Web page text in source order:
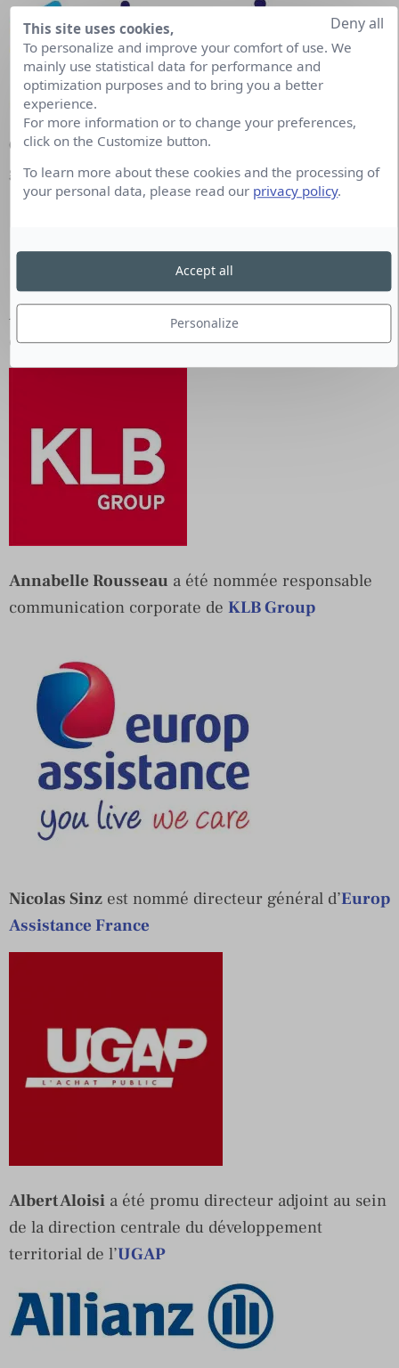
Charles-Albert Poncea été promu directeur
général France deStaci
Aurélie Willi
est nommée directeur de la
communication del’INRIA
Annabelle Rousseau a été nommée responsable
communication corporate de KLB Group
Nicolas Sinz est nommé directeur général d’Europ
Assistance France
Albert Aloisi a été promu directeur adjoint au sein
de la direction centrale du développement
territorial de l’UGAP
This site uses cookies,
To personalize and improve your comfort of use. We
mainly use statistical data for performance and
optimization purposes and to bring you a better
experience.
For more information or to change your preferences,
click on the Customize button.
To learn more about these cookies and the processing of
your personal data, please read our privacy policy.
Personalize
Deny all
Accept all